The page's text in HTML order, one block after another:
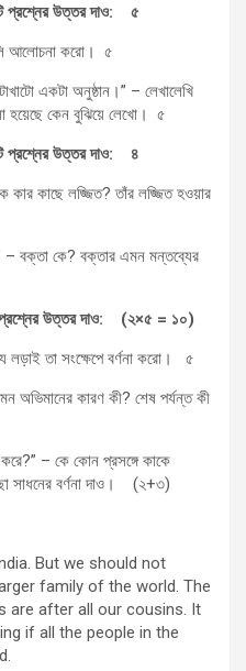
প্রশ্নের উত্তর দাও: ৫
আলোচনা করো। ৫
একটা অনুষ্ঠান।” – লেখালেখি
হয়েছে কেন বুঝিয়ে লেখো। ৫
প্রশ্নের উত্তর দাও: ৪
কার কাছে লজ্জিত? তাঁর লজ্জিত হওয়ার
– বক্তা কে? বক্তার এমন মন্তব্যের
উত্তর দাও: (২×৫ = ১০)
লড়াই তা সংক্ষেপে বর্ণনা করো। ৫
অভিমানের কারণ কী? শেষ পর্যন্ত কী
– কে কোন প্রসঙ্গে কাকে
সাধনের বর্ণনা দাও। (২+৩)
But we should not
family of the world. The
are after all our cousins. It
if all the people in the